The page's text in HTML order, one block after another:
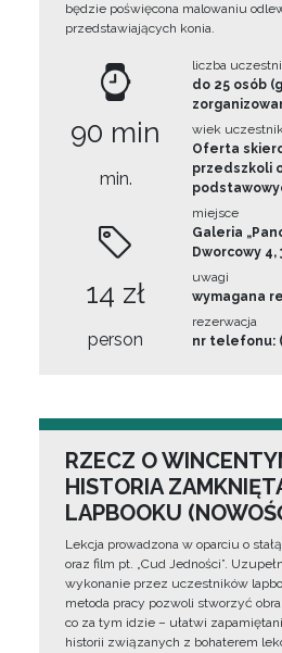
będzie poświęcona malowaniu
przedstawiających konia.
90 min
min.
14 zł
person
liczba
do 25 osób
wiek
Oferta
przedszkoli
miejsce
Galeria
Dworcowy 4,
uwagi
wymagana
rezerwacja
nr telefonu:
RZECZ O
HISTORIA
LAPBOOKU
Lekcja prowadzona w oparciu o
oraz film pt. „Cud Jedności”.
wykonanie przez uczestników
metoda pracy pozwoli stworzyć
co za tym idzie – ułatwi
historii związanych z bohaterem